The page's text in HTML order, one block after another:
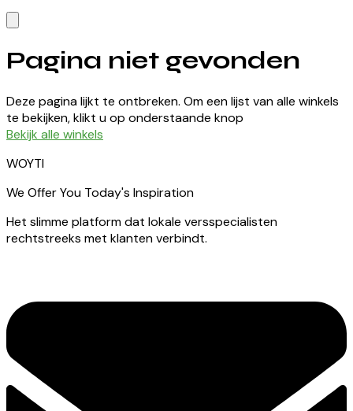
Pagina niet gevonden
Deze pagina lijkt te ontbreken. Om een lijst van alle winkels
te bekijken, klikt u op onderstaande knop
Bekijk alle winkels
WOYTI
We Offer You Today's Inspiration
Het slimme platform dat lokale versspecialisten
rechtstreeks met klanten verbindt.